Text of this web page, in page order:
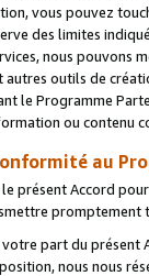
vous pouvez
des limites
nous pouvons
outils de
le Programme
ou contenu
au
présent Accord
part du présent
nous nous